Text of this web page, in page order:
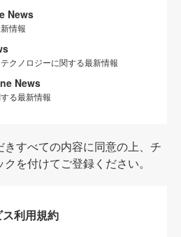
News
情報
クノロジーに関する最新情報
News
る最新情報
すべての内容に同意の上、チ
を付けてご登録ください。
利用規約